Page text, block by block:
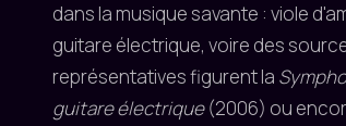
dans la musique savante : viole
guitare électrique, voire des
représentatives figurent la
guitare électrique(2006) ou